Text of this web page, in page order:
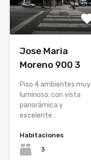
Jose Maria
Moreno 900 3
Piso 4 ambientes muy
luminoso, con vista
panorámica y
excelente…
Habitaciones
3